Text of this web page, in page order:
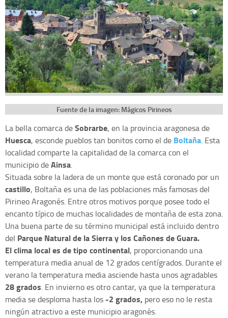
Fuente de la imagen: Mágicos Pirineos
La bella comarca deSobrarbe, en la provincia aragonesa de
Huesca, esconde pueblos tan bonitos como el de Boltaña. Esta
localidad comparte la capitalidad de la comarca con el
municipio deAinsa.
Situada sobre la ladera de un monte que está coronado por un
castillo, Boltaña es una de las poblaciones más famosas del
Pirineo Aragonés. Entre otros motivos porque posee todo el
encanto típico de muchas localidades de montaña de esta zona.
Una buena parte de su término municipal está incluido dentro
del Parque Natural de la Sierra y los Cañones de Guara.
El clima local es de tipo continental, proporcionando una
temperatura media anual de 12 grados centígrados. Durante el
verano la temperatura media asciende hasta unos agradables
28 grados. En invierno es otro cantar, ya que la temperatura
media se desploma hasta los -2 grados, pero eso no le resta
ningún atractivo a este municipio aragonés.